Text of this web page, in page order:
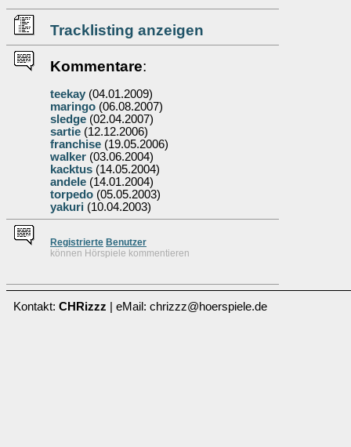
Tracklisting anzeigen
Kommentare:
teekay (04.01.2009)
maringo (06.08.2007)
sledge (02.04.2007)
sartie (12.12.2006)
franchise (19.05.2006)
walker (03.06.2004)
kacktus (14.05.2004)
andele (14.01.2004)
torpedo (05.05.2003)
yakuri (10.04.2003)
Registrierte Benutzer
können Hörspiele kommentieren
Kontakt: CHRizzz | eMail: chrizzz@hoerspiele.de